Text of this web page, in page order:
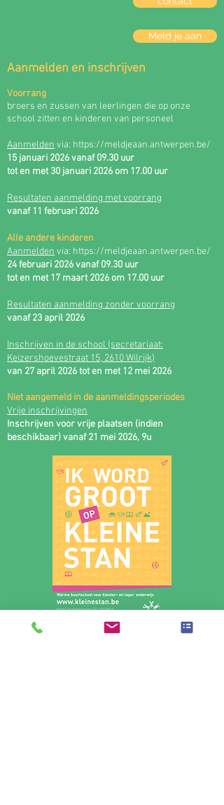
Meld je aan
Aanmelden en inschrijven
Voorrang
broers en zussen van leerlingen die op onze
school zitten en kinderen van personeel
Aanmelden via: https://meldjeaan.antwerpen.be/
15 januari 2026 vanaf 09.30 uur
tot en met 30 januari 2026 om 17.00 uur
Resultaten aanmelding met voorrang
vanaf 11 februari 2026
Alle andere kinderen
Aanmelden via: https://meldjeaan.antwerpen.be/
24 februari 2026 vanaf 09.30 uur
tot en met 17 maart 2026 om 17.00 uur
Resultaten aanmelding zonder voorrang
vanaf 23 april 2026
Inschrijven in de school (secretariaat:
Keizershoevestraat 15, 2610 Wilrijk)
van 27 april 2026 tot en met 12 mei 2026
Niet aangemeld in de aanmeldingsperiodes
Vrije inschrijvingen
Inschrijven voor vrije plaatsen (indien
beschikbaar) vanaf 21 mei 2026, 9u